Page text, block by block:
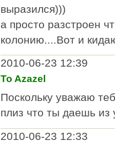
выразился)))
а просто разстроен
колонию....Вот и
2010-06-23 12:39
To Azazel
Поскольку уважаю
плиз что ты даешь из
2010-06-23 12:33